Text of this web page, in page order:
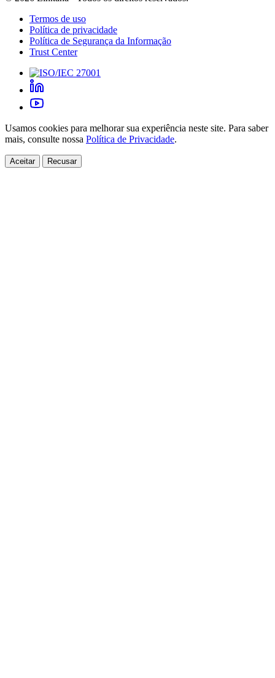
Termos de uso
Política de privacidade
Política de Segurança da Informação
Trust Center
Usamos cookies para melhorar sua experiência neste site. Para saber
mais, consulte nossa Política de Privacidade.
Aceitar Recusar